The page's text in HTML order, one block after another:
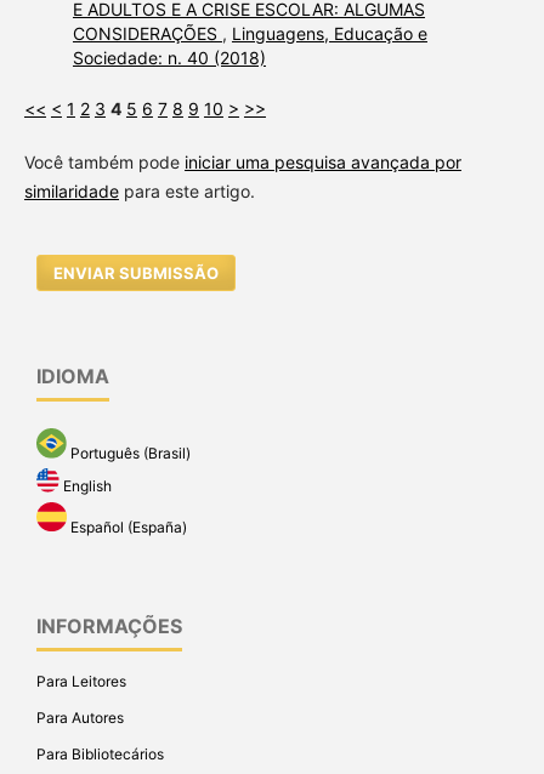
E ADULTOS E A CRISE ESCOLAR: ALGUMAS
CONSIDERAÇÕES , Linguagens, Educação e
Sociedade: n. 40 (2018)
<< < 1 2 3 4 5 6 7 8 9 10 > >>
Você também pode iniciar uma pesquisa avançada por
similaridadepara este artigo.
ENVIAR SUBMISSÃO
IDIOMA
Português (Brasil)
English
Español (España)
INFORMAÇÕES
Para Leitores
Para Autores
Para Bibliotecários